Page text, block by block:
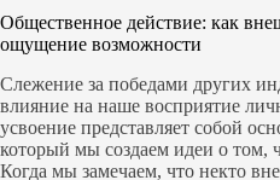
Общественное действие: как
ощущение возможности
Слежение за победами других
влияние на наше восприятие
усвоение представляет собой
который мы создаем идеи о том,
Когда мы замечаем, что некто